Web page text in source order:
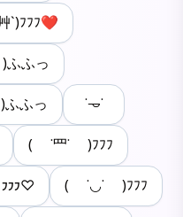
ﾌﾌﾌ❤
ふっ
ふっ ˙𐃷˙
( ˙罒˙ )ﾌﾌﾌ
( ˙◡˙ )ﾌﾌﾌ